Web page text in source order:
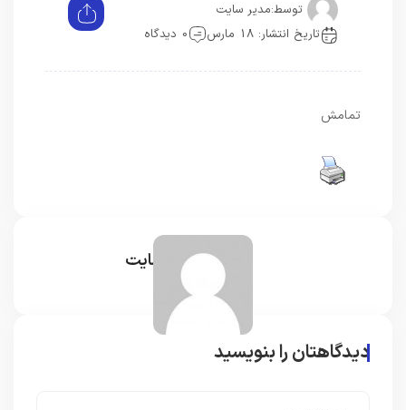
توسط:مدیر سایت
تاریخ انتشار: 18 مارس
0 دیدگاه
تمامش
مدیر سایت
دیدگاهتان را بنویسید